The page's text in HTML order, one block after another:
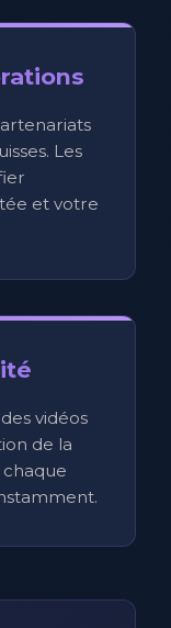
Les
et votre
vidéos
de la